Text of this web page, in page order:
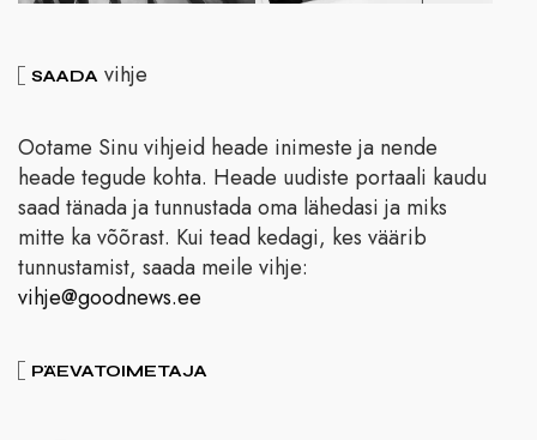
SAADA vihje
Ootame Sinu vihjeid heade inimeste ja nende
heade tegude kohta. Heade uudiste portaali kaudu
saad tänada ja tunnustada oma lähedasi ja miks
mitte ka võõrast. Kui tead kedagi, kes väärib
tunnustamist, saada meile vihje:
vihje@goodnews.ee
PÄEVATOIMETAJA